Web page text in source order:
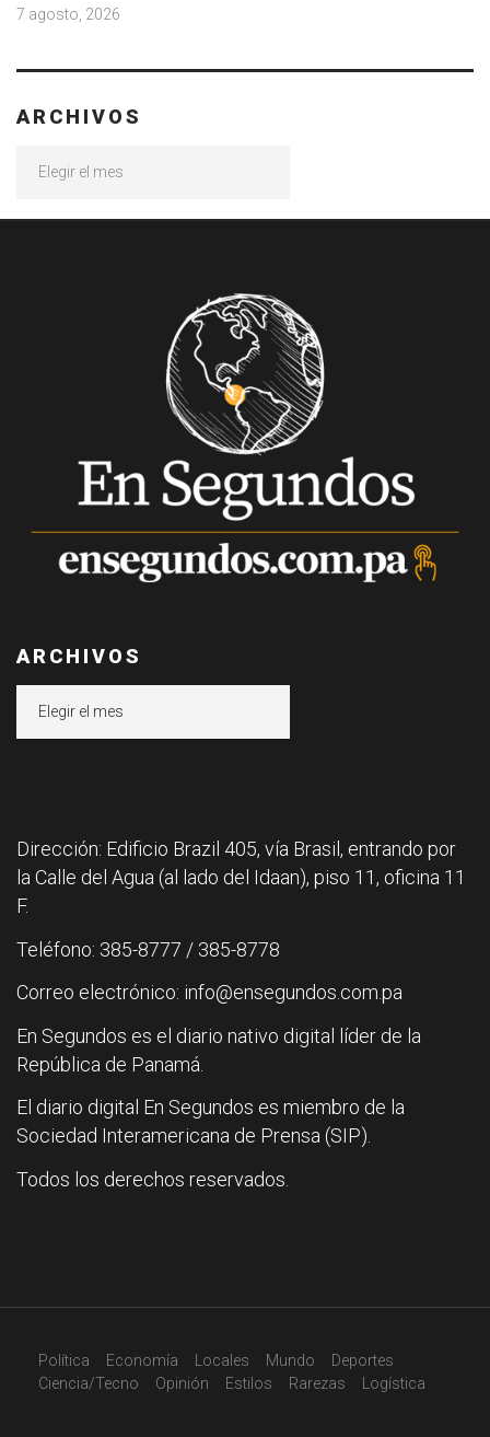
7 agosto, 2026
ARCHIVOS
ARCHIVOS
Dirección: Edificio Brazil 405, vía Brasil, entrando por
la Calle del Agua (al lado del Idaan), piso 11, oficina 11
F.
Teléfono: 385-8777 / 385-8778
Correo electrónico: info@ensegundos.com.pa
En Segundos es el diario nativo digital líder de la
República de Panamá.
El diario digital En Segundos es miembro de la
Sociedad Interamericana de Prensa (SIP).
Todos los derechos reservados.
Política Economía Locales Mundo
Deportes
Ciencia/Tecno
Opinión Estilos Rarezas Logística